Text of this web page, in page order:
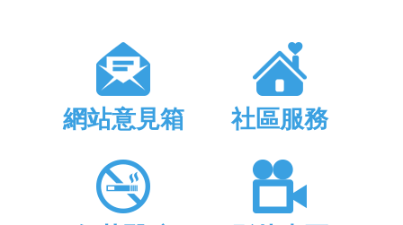
網站意見箱 社區服務